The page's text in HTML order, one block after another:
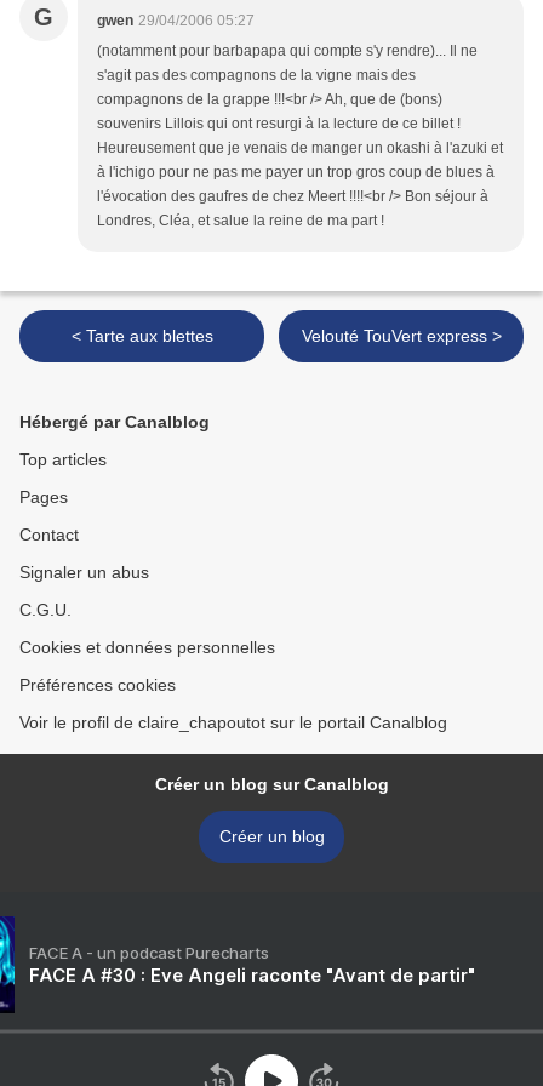
G gwen 29/04/2006 05:27
(notamment pour barbapapa qui compte s'y rendre)... Il ne
s'agit pas des compagnons de la vigne mais des
compagnons de la grappe !!!<br /> Ah, que de (bons)
souvenirs Lillois qui ont resurgi à la lecture de ce billet !
Heureusement que je venais de manger un okashi à l'azuki et
à l'ichigo pour ne pas me payer un trop gros coup de blues à
l'évocation des gaufres de chez Meert !!!!<br /> Bon séjour à
Londres, Cléa, et salue la reine de ma part !
< Tarte aux blettes Velouté TouVert express >
Hébergé par Canalblog
Top articles
Pages
Contact
Signaler un abus
C.G.U.
Cookies et données personnelles
Préférences cookies
Voir le profil de claire_chapoutot sur le portail Canalblog
Créer un blog sur Canalblog
Créer un blog
FACE A - un podcast Purecharts
FACE A #30 : Eve Angeli raconte "Avant de partir"